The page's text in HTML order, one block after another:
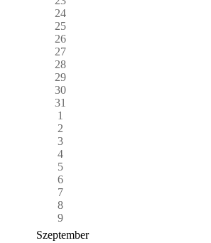
24
25
26
27
28
29
30
31
1
2
3
4
5
6
7
8
9
Szeptember